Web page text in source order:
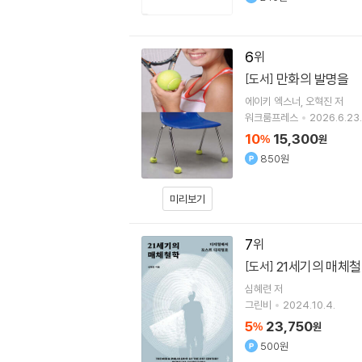
6
미리보기
[도서] 만화의 발명을
에이키 엑스너 오혁진 저
워크룸프레스
2026.6.23.
10% 15,300원
850원
7
[도서] 21세기의 매체
심혜련 저
그린비
2024.10.4.
5% 23,750원
500원